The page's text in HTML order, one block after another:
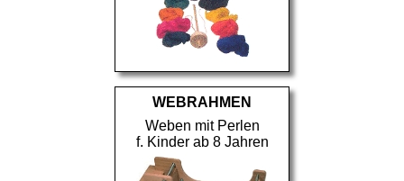
WEBRAHMEN
Weben mit Perlen
f. Kinder ab 8 Jahren